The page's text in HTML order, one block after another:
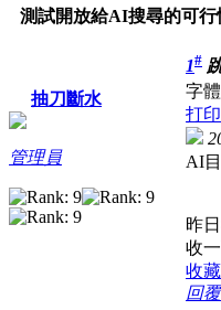
測試開放給AI搜尋的可行
抽刀斷水
管理員
1#
字
打印
AI
昨
收
收藏
回覆